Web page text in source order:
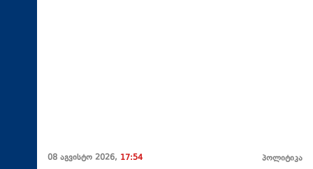
08 აგვისტო 2026, 17:54 პოლიტიკა